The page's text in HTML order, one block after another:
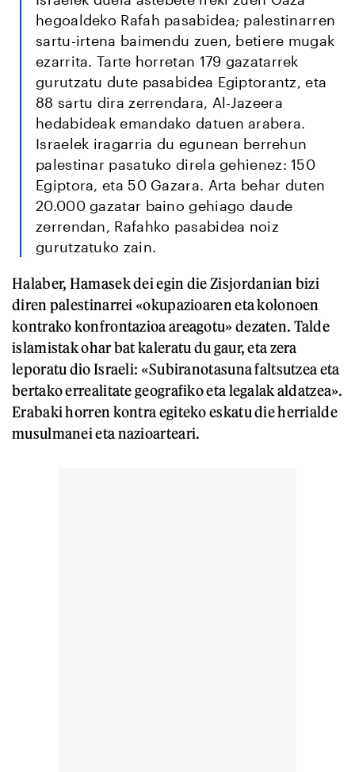
hegoaldeko Rafah pasabidea; palestinarren
sartu-irtena baimendu zuen, betiere mugak
ezarrita. Tarte horretan 179 gazatarrek
gurutzatu dute pasabidea Egiptorantz, eta
88 sartu dira zerrendara, Al-Jazeera
hedabideak emandako datuen arabera.
Israelek iragarria du egunean berrehun
palestinar pasatuko direla gehienez: 150
Egiptora, eta 50 Gazara. Arta behar duten
20.000 gazatar baino gehiago daude
zerrendan, Rafahko pasabidea noiz
gurutzatuko zain.
Halaber, Hamasek dei egin die Zisjordanian bizi
diren palestinarrei «okupazioaren eta kolonoen
kontrako konfrontazioa areagotu» dezaten. Talde
islamistak ohar bat kaleratu du gaur, eta zera
leporatu dio Israeli: «Subiranotasuna faltsutzea eta
bertako errealitate geografiko eta legalak aldatzea».
Erabaki horren kontra egiteko eskatu die herrialde
musulmanei eta nazioarteari.